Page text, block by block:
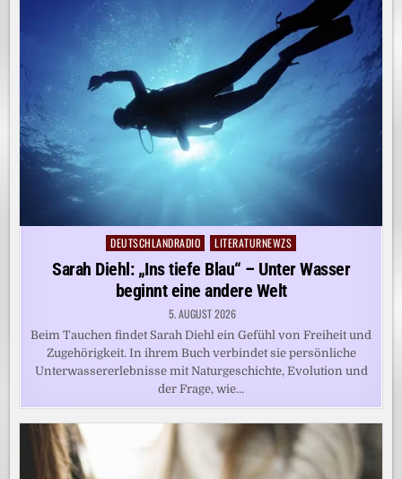
Posted
in
DEUTSCHLANDRADIO LITERATURNEWZS
Sarah Diehl: „Ins tiefe Blau“ – Unter Wasser
beginnt eine andere Welt
5. AUGUST 2026
Beim Tauchen findet Sarah Diehl ein Gefühl von Freiheit und
Zugehörigkeit. In ihrem Buch verbindet sie persönliche
Unterwassererlebnisse mit Naturgeschichte, Evolution und
der Frage, wie…